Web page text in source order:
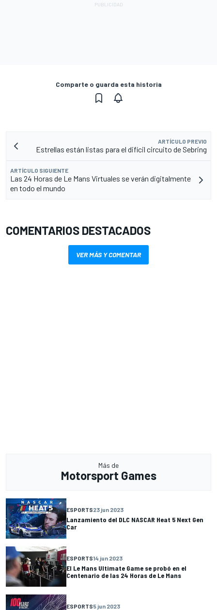
Comparte o guarda esta historia
ARTÍCULO PREVIO
Estrellas están listas para el difícil circuito de Sebring
ARTÍCULO SIGUIENTE
Las 24 Horas de Le Mans Virtuales se verán digitalmente
en todo el mundo
COMENTARIOS DESTACADOS
VER MÁS Y COMENTAR
Más de
Motorsport Games
ESPORTS23 jun 2023
Lanzamiento del DLC NASCAR Heat 5 Next Gen
Car
ESPORTS14 jun 2023
El Le Mans Ultimate Game se probó en el
Centenario de las 24 Horas de Le Mans
ESPORTS5 jun 2023